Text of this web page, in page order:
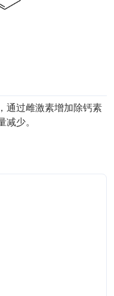
通过雌激素增加除钙素
少。